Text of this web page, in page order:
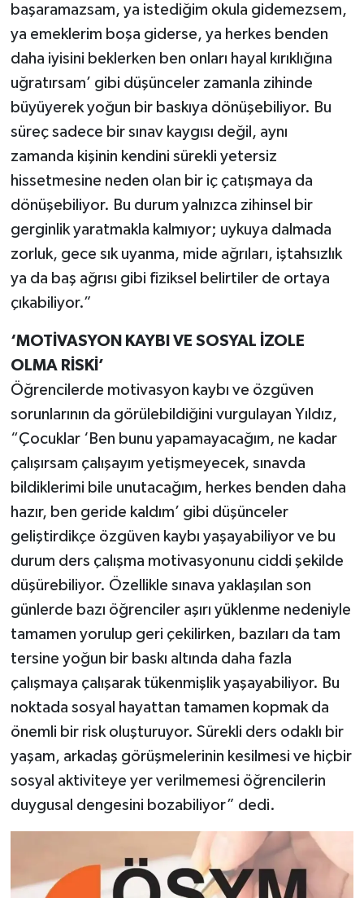
başaramazsam, ya istediğim okula gidemezsem,
ya emeklerim boşa giderse, ya herkes benden
daha iyisini beklerken ben onları hayal kırıklığına
uğratırsam’ gibi düşünceler zamanla zihinde
büyüyerek yoğun bir baskıya dönüşebiliyor. Bu
süreç sadece bir sınav kaygısı değil, aynı
zamanda kişinin kendini sürekli yetersiz
hissetmesine neden olan bir iç çatışmaya da
dönüşebiliyor. Bu durum yalnızca zihinsel bir
gerginlik yaratmakla kalmıyor; uykuya dalmada
zorluk, gece sık uyanma, mide ağrıları, iştahsızlık
ya da baş ağrısı gibi fiziksel belirtiler de ortaya
çıkabiliyor.”
‘MOTİVASYON KAYBI VE SOSYAL İZOLE
OLMA RİSKİ’
Öğrencilerde motivasyon kaybı ve özgüven
sorunlarının da görülebildiğini vurgulayan Yıldız,
“Çocuklar ‘Ben bunu yapamayacağım, ne kadar
çalışırsam çalışayım yetişmeyecek, sınavda
bildiklerimi bile unutacağım, herkes benden daha
hazır, ben geride kaldım’ gibi düşünceler
geliştirdikçe özgüven kaybı yaşayabiliyor ve bu
durum ders çalışma motivasyonunu ciddi şekilde
düşürebiliyor. Özellikle sınava yaklaşılan son
günlerde bazı öğrenciler aşırı yüklenme nedeniyle
tamamen yorulup geri çekilirken, bazıları da tam
tersine yoğun bir baskı altında daha fazla
çalışmaya çalışarak tükenmişlik yaşayabiliyor. Bu
noktada sosyal hayattan tamamen kopmak da
önemli bir risk oluşturuyor. Sürekli ders odaklı bir
yaşam, arkadaş görüşmelerinin kesilmesi ve hiçbir
sosyal aktiviteye yer verilmemesi öğrencilerin
duygusal dengesini bozabiliyor” dedi.